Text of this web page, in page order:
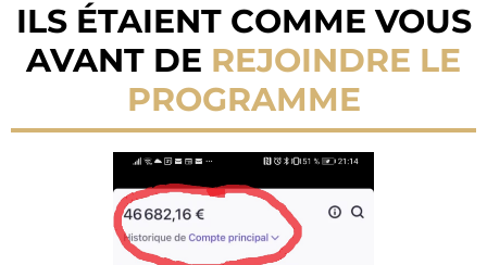
ILS ÉTAIENT COMME VOUS
AVANT DE REJOINDRE LE
PROGRAMME